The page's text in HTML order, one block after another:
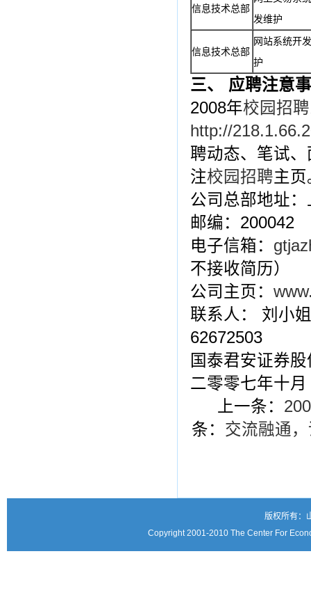
信息技术总部
发维护
信息技术总部
网站系统开
护
三、 应聘注意
2008年校园招聘
http://
聘动态、笔试
注校园招聘主页
公司总部地址
邮编：200042
电子信箱：
不接收简历）
公司主页：
联系人： 刘小
62672503
国泰君安证券
二零零七年十月
上一条：
条： 交流融通
版权所有：
Copyright 2001-2010 The Center For